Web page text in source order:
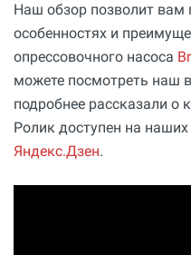
Наш обзор позволит вам
особенностях и
опрессовочного насоса
можете посмотреть наш
подробнее рассказали о
Ролик доступен на
Яндекс.Дзен.